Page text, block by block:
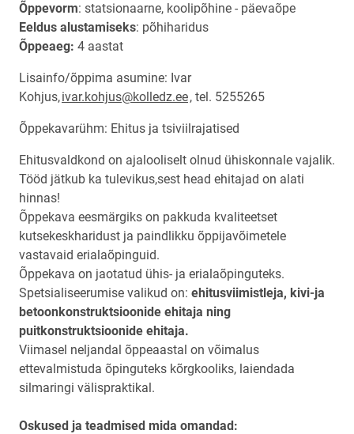
Õppevorm: statsionaarne, koolipõhine - päevaõpe
Eeldus alustamiseks: põhiharidus
Õppeaeg: 4 aastat
Lisainfo/õppima asumine: Ivar
Kohjus,ivar.kohjus@kolledz.ee, tel. 5255265
Õppekavarühm: Ehitus ja tsiviilrajatised
Ehitusvaldkond on ajalooliselt olnud ühiskonnale vajalik.
Tööd jätkub ka tulevikus,sest head ehitajad on alati
hinnas!
Õppekava eesmärgiks on pakkuda kvaliteetset
kutsekeskharidust ja paindlikku õppijavõimetele
vastavaid erialaõpinguid.
Õppekava on jaotatud ühis- ja erialaõpinguteks.
Spetsialiseerumise valikud on: ehitusviimistleja, kivi-ja
betoonkonstruktsioonide ehitaja ning
puitkonstruktsioonide ehitaja.
Viimasel neljandal õppeaastal on võimalus
ettevalmistuda õpinguteks kõrgkooliks, laiendada
silmaringi välispraktikal.
Oskused ja teadmised mida omandad: